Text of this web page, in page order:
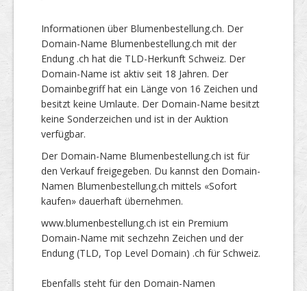
Informationen über Blumenbestellung.ch. Der
Domain-Name Blumenbestellung.ch mit der
Endung .ch hat die TLD-Herkunft Schweiz. Der
Domain-Name ist aktiv seit 18 Jahren. Der
Domainbegriff hat ein Länge von 16 Zeichen und
besitzt keine Umlaute. Der Domain-Name besitzt
keine Sonderzeichen und ist in der Auktion
verfügbar.
Der Domain-Name Blumenbestellung.ch ist für
den Verkauf freigegeben. Du kannst den Domain-
Namen Blumenbestellung.ch mittels «Sofort
kaufen» dauerhaft übernehmen.
www.blumenbestellung.ch ist ein Premium
Domain-Name mit sechzehn Zeichen und der
Endung (TLD, Top Level Domain) .ch für Schweiz.
Ebenfalls steht für den Domain-Namen